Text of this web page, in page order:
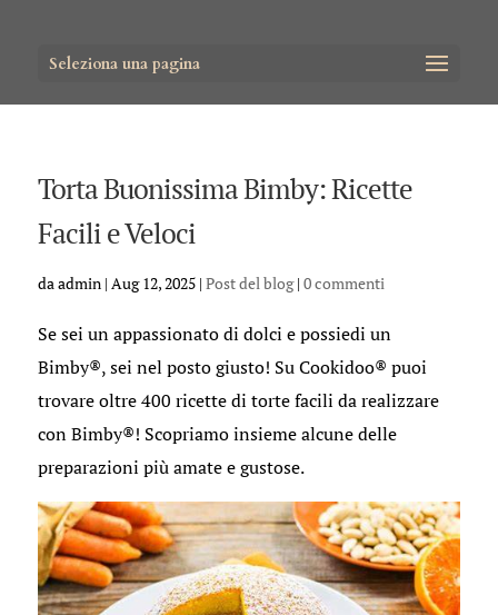
Seleziona una pagina
Torta Buonissima Bimby: Ricette
Facili e Veloci
daadmin| Aug 12, 2025| Post del blog| 0 commenti
Se sei un appassionato di dolci e possiedi un
Bimby®, sei nel posto giusto! Su Cookidoo® puoi
trovare oltre 400 ricette di torte facili da realizzare
con Bimby®! Scopriamo insieme alcune delle
preparazioni più amate e gustose.